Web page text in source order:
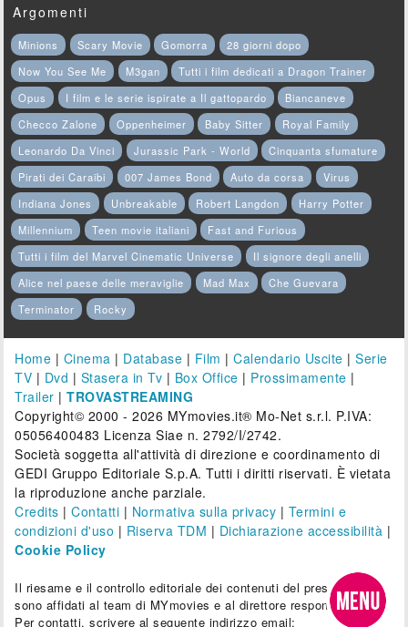
Argomenti
Minions Scary Movie Gomorra
28 giorni dopo
Now You See Me
M3gan
Tutti i film dedicati a Dragon Trainer
Opus
I film e le serie ispirate a Il gattopardo
Biancaneve
Checco Zalone
Oppenheimer Baby Sitter
Royal Family
Leonardo Da Vinci
Jurassic Park - World
Cinquanta sfumature
Pirati dei Caraibi
007 James Bond Auto da corsa
Virus
Indiana Jones
Unbreakable Robert Langdon
Harry Potter
Millennium
Teen movie italiani
Fast and Furious
Tutti i film del Marvel Cinematic Universe
Il signore degli anelli
Alice nel paese delle meraviglie
Mad Max
Che Guevara
Terminator
Rocky
Home | Cinema | Database | Film |Calendario Uscite |Serie
TV | Dvd | Stasera in Tv | Box Office | Prossimamente |
Trailer |TROVASTREAMING
Copyright© 2000 - 2026 MYmovies.it® Mo-Net s.r.l. P.IVA:
05056400483 Licenza Siae n. 2792/I/2742.
Società soggetta all'attività di direzione e coordinamento di
GEDI Gruppo Editoriale S.p.A. Tutti i diritti riservati. È vietata
la riproduzione anche parziale.
Credits |Contatti | Normativa sulla privacy | Termini e
condizioni d'uso | Riserva TDM | Dichiarazione accessibilità |
Cookie Policy
Il riesame e il controllo editoriale dei contenuti del presente sito
sono affidati al team di MYmovies e al direttore responsabile.
Per contatti, scrivere al seguente indirizzo email: